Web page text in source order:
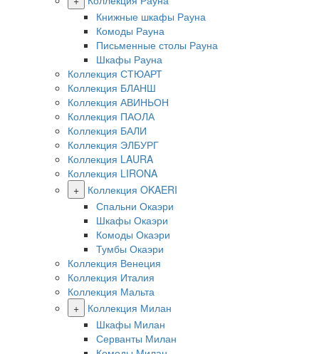
Книжные шкафы Рауна
Комоды Рауна
Письменные столы Рауна
Шкафы Рауна
Коллекция СТЮАРТ
Коллекция БЛАНШ
Коллекция АВИНЬОН
Коллекция ПАОЛА
Коллекция БАЛИ
Коллекция ЭЛБУРГ
Коллекция LAURA
Коллекция LIRONA
+
Коллекция OKAERI
Спальни Окаэри
Шкафы Окаэри
Комоды Окаэри
Тумбы Окаэри
Коллекция Венеция
Коллекция Италия
Коллекция Мальта
+
Коллекция Милан
Шкафы Милан
Серванты Милан